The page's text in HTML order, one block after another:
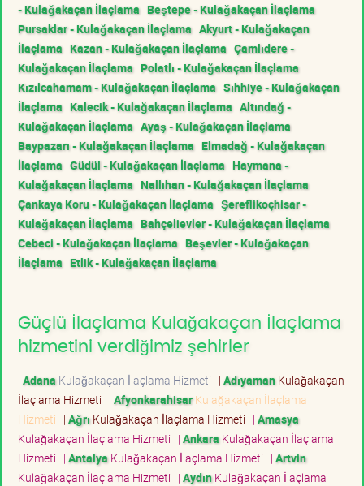
- Kulağakaçan İlaçlama Beştepe - Kulağakaçan İlaçlama
Pursaklar - Kulağakaçan İlaçlama Akyurt - Kulağakaçan
İlaçlama Kazan - Kulağakaçan İlaçlama Çamlıdere -
Kulağakaçan İlaçlama Polatlı - Kulağakaçan İlaçlama
Kızılcahamam - Kulağakaçan İlaçlama Sıhhiye - Kulağakaçan
İlaçlama Kalecik - Kulağakaçan İlaçlama Altındağ -
Kulağakaçan İlaçlama Ayaş - Kulağakaçan İlaçlama
Baypazarı - Kulağakaçan İlaçlama Elmadağ - Kulağakaçan
İlaçlama Güdül - Kulağakaçan İlaçlama Haymana -
Kulağakaçan İlaçlama Nallıhan - Kulağakaçan İlaçlama
Çankaya Koru - Kulağakaçan İlaçlama Şereflikoçhisar -
Kulağakaçan İlaçlama Bahçelievler - Kulağakaçan İlaçlama
Cebeci - Kulağakaçan İlaçlama Beşevler - Kulağakaçan
İlaçlama Etlik - Kulağakaçan İlaçlama
Güçlü İlaçlama Kulağakaçan İlaçlama
hizmetini verdiğimiz şehirler
| Adana Kulağakaçan İlaçlama Hizmeti | AdıyamanKulağakaçan
İlaçlama Hizmeti | AfyonkarahisarKulağakaçan İlaçlama
Hizmeti | Ağrı Kulağakaçan İlaçlama Hizmeti | Amasya
Kulağakaçan İlaçlama Hizmeti | Ankara Kulağakaçan İlaçlama
Hizmeti | Antalya Kulağakaçan İlaçlama Hizmeti | Artvin
Kulağakaçan İlaçlama Hizmeti | AydınKulağakaçan İlaçlama